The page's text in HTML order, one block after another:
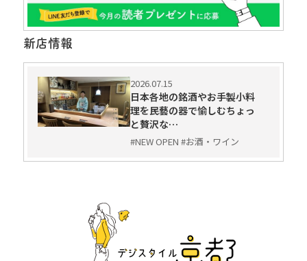
新店情報
2026.07.15
日本各地の銘酒やお手製小料
理を民藝の器で愉しむちょっ
と贅沢な…
#NEW OPEN #お酒・ワイン